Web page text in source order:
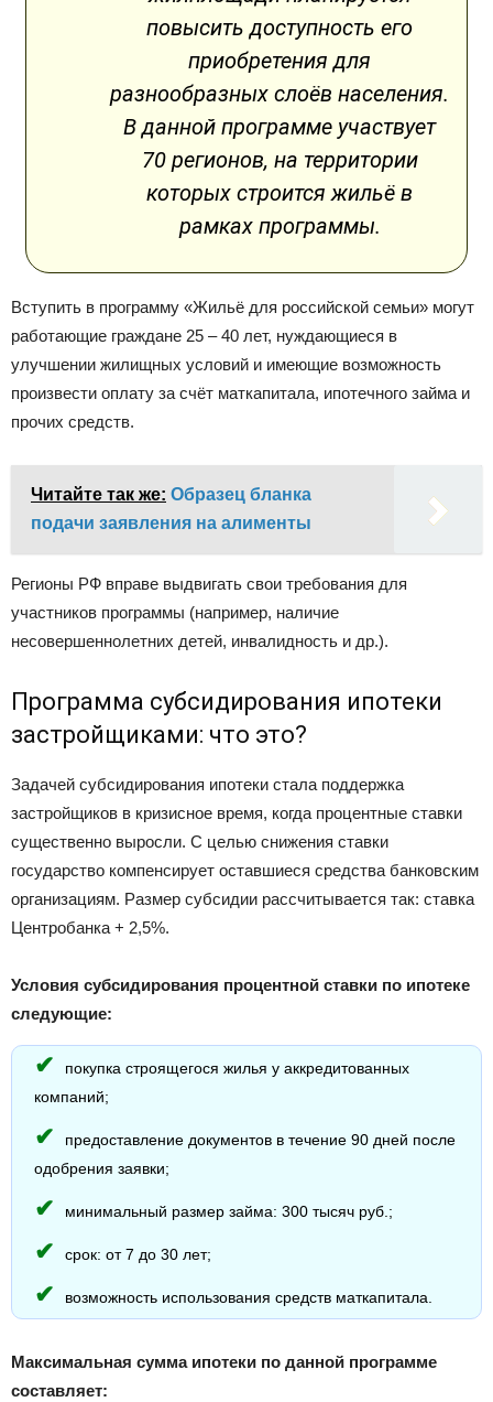
повысить доступность его
приобретения для
разнообразных слоёв населения.
В данной программе участвует
70 регионов, на территории
которых строится жильё в
рамках программы.
Вступить в программу «Жильё для российской семьи» могут
работающие граждане 25 – 40 лет, нуждающиеся в
улучшении жилищных условий и имеющие возможность
произвести оплату за счёт маткапитала, ипотечного займа и
прочих средств.
Читайте так же: Образец бланка
подачи заявления на алименты
Регионы РФ вправе выдвигать свои требования для
участников программы (например, наличие
несовершеннолетних детей, инвалидность и др.).
Программа субсидирования ипотеки
застройщиками: что это?
Задачей субсидирования ипотеки стала поддержка
застройщиков в кризисное время, когда процентные ставки
существенно выросли. С целью снижения ставки
государство компенсирует оставшиеся средства банковским
организациям. Размер субсидии рассчитывается так: ставка
Центробанка + 2,5%.
Условия субсидирования процентной ставки по ипотеке
следующие:
покупка строящегося жилья у аккредитованных
компаний;
предоставление документов в течение 90 дней после
одобрения заявки;
минимальный размер займа: 300 тысяч руб.;
срок: от 7 до 30 лет;
возможность использования средств маткапитала.
Максимальная сумма ипотеки по данной программе
составляет: